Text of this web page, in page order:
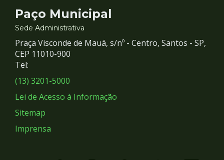
Contato
e
Redes
Sociais
Paço Municipal
Sede Administrativa
Praça Visconde de Mauá, s/nº - Centro, Santos - SP,
CEP 11010-900
Tel:
(13) 3201-5000
Lei de Acesso à Informação
Sitemap
Imprensa